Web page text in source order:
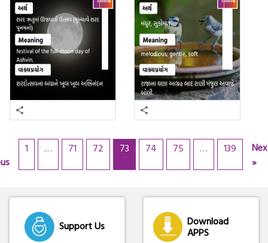
1 … 71 72 73 74 75 … 139
»
Support Us Download
APPS